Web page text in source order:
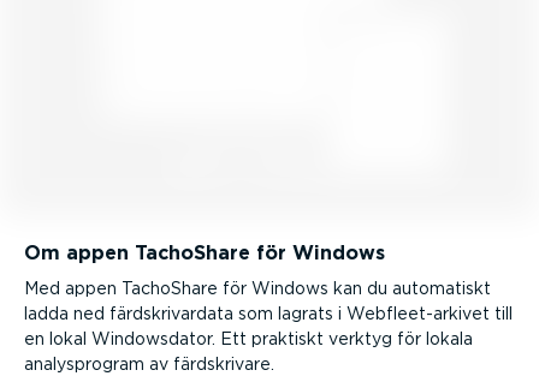
Om appen TachoShare för Windows
Med appen TachoShare för Windows kan du automatiskt
ladda ned färdskri­vardata som lagrats i Webfleet-arkivet till
en lokal Windows­dator. Ett praktiskt verktyg för lokala
analys­program av färdskrivare.